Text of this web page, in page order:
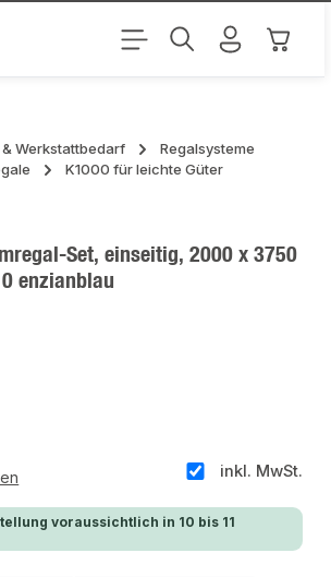
& Werkstattbedarf
Regalsysteme
K1000 für leichte Güter
Set, einseitig, 2000 x 3750
enzianblau
inkl. MwSt.
voraussichtlich in 10 bis 11